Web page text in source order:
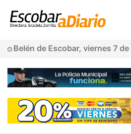
Belén de Escobar, viernes 7